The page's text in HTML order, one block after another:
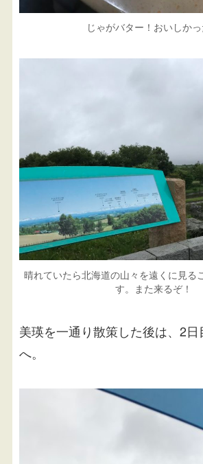
じゃがバター！おいしかっ
晴れていたら北海道の山々を遠くに見る
す。また来るぞ！
美瑛を一通り散策した後は、2
へ。